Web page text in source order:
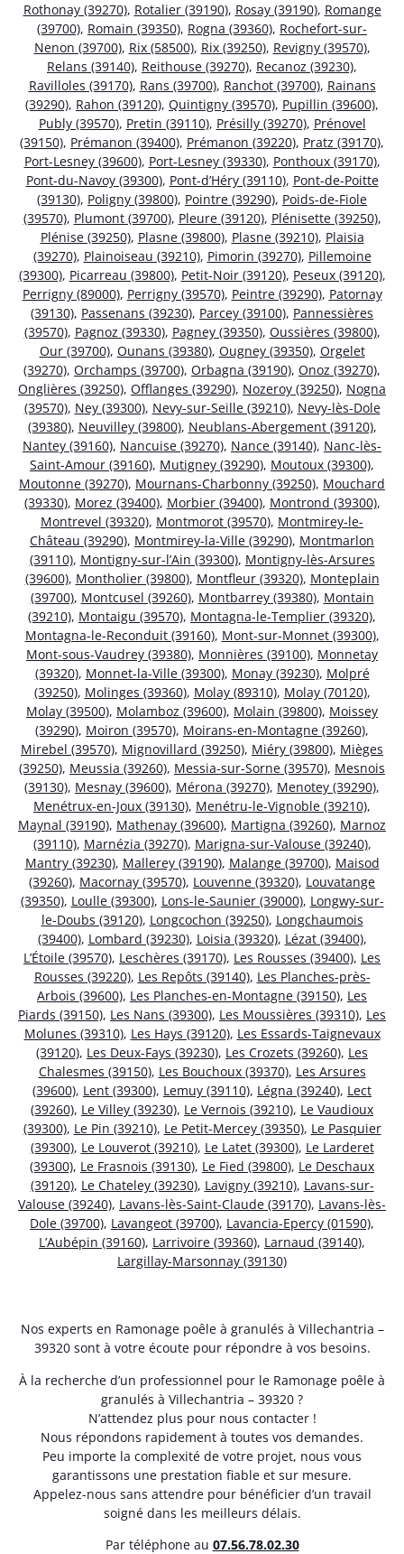
Rothonay (39270), Rotalier (39190), Rosay (39190), Romange
(39700), Romain (39350), Rogna (39360), Rochefort-sur-
Nenon (39700), Rix (58500), Rix (39250), Revigny (39570),
Relans (39140), Reithouse (39270), Recanoz (39230),
Ravilloles (39170), Rans (39700), Ranchot (39700), Rainans
(39290), Rahon (39120), Quintigny (39570), Pupillin (39600),
Publy (39570), Pretin (39110), Présilly (39270), Prénovel
(39150), Prémanon (39400), Prémanon (39220), Pratz (39170),
Port-Lesney (39600), Port-Lesney (39330), Ponthoux (39170),
Pont-du-Navoy (39300), Pont-d’Héry (39110), Pont-de-Poitte
(39130), Poligny (39800), Pointre (39290), Poids-de-Fiole
(39570), Plumont (39700), Pleure (39120), Plénisette (39250),
Plénise (39250), Plasne (39800), Plasne (39210), Plaisia
(39270), Plainoiseau (39210), Pimorin (39270), Pillemoine
(39300), Picarreau (39800), Petit-Noir (39120), Peseux (39120),
Perrigny (89000), Perrigny (39570), Peintre (39290), Patornay
(39130), Passenans (39230), Parcey (39100), Pannessières
(39570), Pagnoz (39330), Pagney (39350), Oussières (39800),
Our (39700), Ounans (39380), Ougney (39350), Orgelet
(39270), Orchamps (39700), Orbagna (39190), Onoz (39270),
Onglières (39250), Offlanges (39290), Nozeroy (39250), Nogna
(39570), Ney (39300), Nevy-sur-Seille (39210), Nevy-lès-Dole
(39380), Neuvilley (39800), Neublans-Abergement (39120),
Nantey (39160), Nancuise (39270), Nance (39140), Nanc-lès-
Saint-Amour (39160), Mutigney (39290), Moutoux (39300),
Moutonne (39270), Mournans-Charbonny (39250), Mouchard
(39330), Morez (39400), Morbier (39400), Montrond (39300),
Montrevel (39320), Montmorot (39570), Montmirey-le-
Château (39290), Montmirey-la-Ville (39290), Montmarlon
(39110), Montigny-sur-l’Ain (39300), Montigny-lès-Arsures
(39600), Montholier (39800), Montfleur (39320), Monteplain
(39700), Montcusel (39260), Montbarrey (39380), Montain
(39210), Montaigu (39570), Montagna-le-Templier (39320),
Montagna-le-Reconduit (39160), Mont-sur-Monnet (39300),
Mont-sous-Vaudrey (39380), Monnières (39100), Monnetay
(39320), Monnet-la-Ville (39300), Monay (39230), Molpré
(39250), Molinges (39360), Molay (89310), Molay (70120),
Molay (39500), Molamboz (39600), Molain (39800), Moissey
(39290), Moiron (39570), Moirans-en-Montagne (39260),
Mirebel (39570), Mignovillard (39250), Miéry (39800), Mièges
(39250), Meussia (39260), Messia-sur-Sorne (39570), Mesnois
(39130), Mesnay (39600), Mérona (39270), Menotey (39290),
Menétrux-en-Joux (39130), Menétru-le-Vignoble (39210),
Maynal (39190), Mathenay (39600), Martigna (39260), Marnoz
(39110), Marnézia (39270), Marigna-sur-Valouse (39240),
Mantry (39230), Mallerey (39190), Malange (39700), Maisod
(39260), Macornay (39570), Louvenne (39320), Louvatange
(39350), Loulle (39300), Lons-le-Saunier (39000), Longwy-sur-
le-Doubs (39120), Longcochon (39250), Longchaumois
(39400), Lombard (39230), Loisia (39320), Lézat (39400),
L’Étoile (39570), Leschères (39170), Les Rousses (39400), Les
Rousses (39220), Les Repôts (39140), Les Planches-près-
Arbois (39600), Les Planches-en-Montagne (39150), Les
Piards (39150), Les Nans (39300), Les Moussières (39310), Les
Molunes (39310), Les Hays (39120), Les Essards-Taignevaux
(39120), Les Deux-Fays (39230), Les Crozets (39260), Les
Chalesmes (39150), Les Bouchoux (39370), Les Arsures
(39600), Lent (39300), Lemuy (39110), Légna (39240), Lect
(39260), Le Villey (39230), Le Vernois (39210), Le Vaudioux
(39300), Le Pin (39210), Le Petit-Mercey (39350), Le Pasquier
(39300), Le Louverot (39210), Le Latet (39300), Le Larderet
(39300), Le Frasnois (39130), Le Fied (39800), Le Deschaux
(39120), Le Chateley (39230), Lavigny (39210), Lavans-sur-
Valouse (39240), Lavans-lès-Saint-Claude (39170), Lavans-lès-
Dole (39700), Lavangeot (39700), Lavancia-Epercy (01590),
L’Aubépin (39160), Larrivoire (39360), Larnaud (39140),
Largillay-Marsonnay (39130)
Nos experts en Ramonage poêle à granulés à Villechantria –
39320 sont à votre écoute pour répondre à vos besoins.
À la recherche d’un professionnel pour le Ramonage poêle à
granulés à Villechantria – 39320 ?
N’attendez plus pour nous contacter !
Nous répondons rapidement à toutes vos demandes.
Peu importe la complexité de votre projet, nous vous
garantissons une prestation fiable et sur mesure.
Appelez-nous sans attendre pour bénéficier d’un travail
soigné dans les meilleurs délais.
Par téléphone au 07.56.78.02.30